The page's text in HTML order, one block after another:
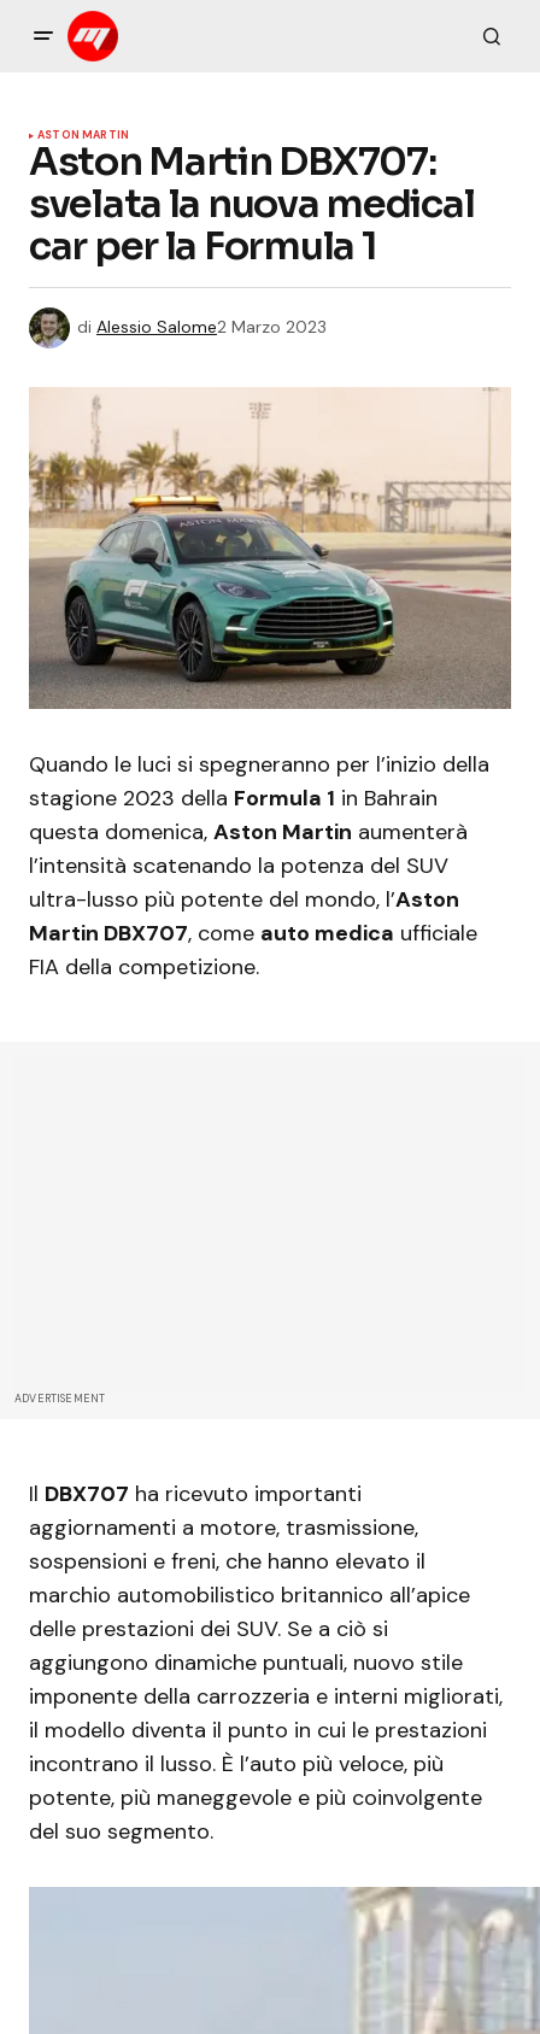
ASTON MARTIN
Aston Martin DBX707:
svelata la nuova medical
car per la Formula 1
di Alessio Salome2 Marzo 2023
Quando le luci si spegneranno per l’inizio della
stagione 2023 della Formula 1 in Bahrain
questa domenica, Aston Martin aumenterà
l’intensità scatenando la potenza del SUV
ultra-lusso più potente del mondo, l’Aston
Martin DBX707, come auto medica ufficiale
FIA della competizione.
ADVERTISEMENT
Il DBX707 ha ricevuto importanti
aggiornamenti a motore, trasmissione,
sospensioni e freni, che hanno elevato il
marchio automobilistico britannico all’apice
delle prestazioni dei SUV. Se a ciò si
aggiungono dinamiche puntuali, nuovo stile
imponente della carrozzeria e interni migliorati,
il modello diventa il punto in cui le prestazioni
incontrano il lusso. È l’auto più veloce, più
potente, più maneggevole e più coinvolgente
del suo segmento.